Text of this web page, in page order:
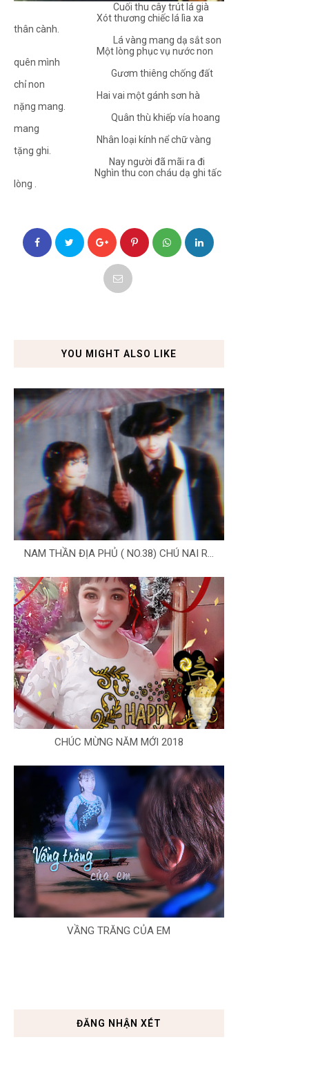
Cuối thu cây trút lá già
Xót thương chiếc lá lìa xa
thân cành.
Lá vàng mang dạ sắt son
Một lòng phục vụ nước non
quên mình
Gươm thiêng chống đất
chỉ non
Hai vai một gánh sơn hà
nặng mang.
Quân thù khiếp vía hoang
mang
Nhân loại kính nể chữ vàng
tặng ghi.
Nay người đã mãi ra đi
Nghìn thu con cháu dạ ghi tấc
lòng .
YOU MIGHT ALSO LIKE
NAM THẦN ĐỊA PHỦ ( NO.38) CHÚ NAI R...
CHÚC MỪNG NĂM MỚI 2018
VẦNG TRĂNG CỦA EM
ĐĂNG NHẬN XÉT